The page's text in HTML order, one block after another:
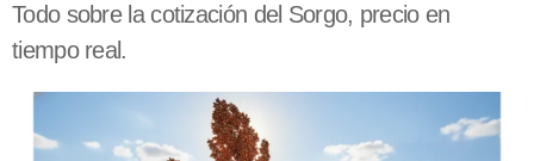
Todo sobre la cotización del Sorgo, precio en
tiempo real.